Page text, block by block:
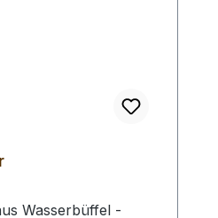
Wasserbüffel -